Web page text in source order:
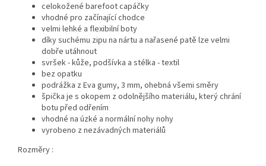
celokožené barefoot capáčky
vhodné pro začínající chodce
velmi lehké a flexibilní boty
díky suchému zipu na nártu a nařasené patě lze velmi
dobře utáhnout
svršek - kůže, podšívka a stélka - textil
bez opatku
podrážka z Eva gumy, 3 mm, ohebná všemi směry
špička je s okopem z odolnějšího materiálu, který chrání
botu před odřením
vhodné na úzké a normální nohy nohy
vyrobeno z nezávadných materiálů
Rozměry :